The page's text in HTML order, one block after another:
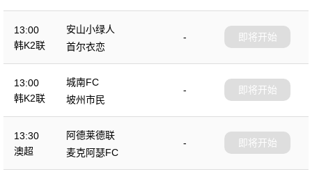
13:00
韩K2联
安山小绿人
-
首尔衣恋
即将开始
13:00
韩K2联
城南FC
-
坡州市民
即将开始
13:30
澳超
阿德莱德联
-
麦克阿瑟FC
即将开始